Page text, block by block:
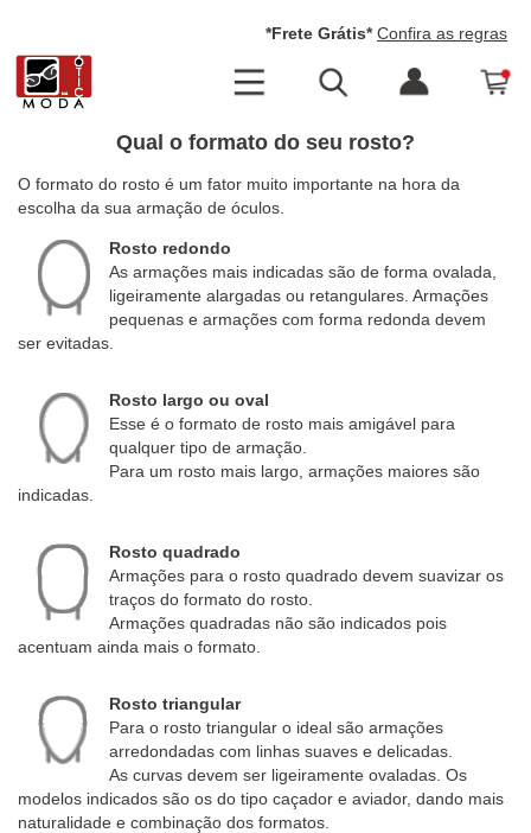
*Frete Grátis* Confira as regras
Qual o formato do seu rosto?
O formato do rosto é um fator muito importante na hora da
escolha da sua armação de óculos.
Rosto redondo
As armações mais indicadas são de forma ovalada,
ligeiramente alargadas ou retangulares. Armações
pequenas e armações com forma redonda devem
ser evitadas.
Rosto largo ou oval
Esse é o formato de rosto mais amigável para
qualquer tipo de armação.
Para um rosto mais largo, armações maiores são
indicadas.
Rosto quadrado
Armações para o rosto quadrado devem suavizar os
traços do formato do rosto.
Armações quadradas não são indicados pois
acentuam ainda mais o formato.
Rosto triangular
Para o rosto triangular o ideal são armações
arredondadas com linhas suaves e delicadas.
As curvas devem ser ligeiramente ovaladas. Os
modelos indicados são os do tipo caçador e aviador, dando mais
naturalidade e combinação dos formatos.